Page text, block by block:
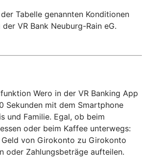
Tabelle genannten Konditionen
VR Bank Neuburg-Rain eG.
Wero in der VR Banking App
Sekunden mit dem Smartphone
und Familie. Egal, ob beim
oder beim Kaffee unterwegs:
von Girokonto zu Girokonto
oder Zahlungsbeträge aufteilen.